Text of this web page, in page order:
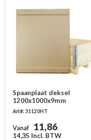
Spaanplaat deksel
1200x1000x9mm
Art#: 31120HT
Vanaf 11,86
14,35 Incl. BTW